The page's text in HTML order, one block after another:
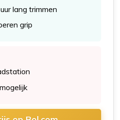
lang trimmen
grip